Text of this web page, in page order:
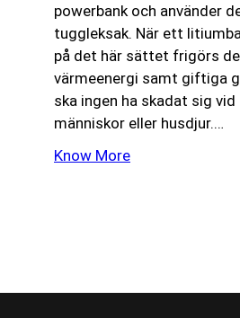
powerbank och använder
tuggleksak. När ett
på det här sättet frigörs
värmeenergi samt giftiga
ska ingen ha skadat sig vid
människor eller husdjur.…
Know More